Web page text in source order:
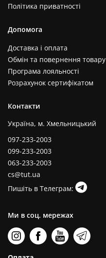
Політика приватності
Допомога
Доставка і оплата
Обмін та повернення товару
Програма лояльності
Розрахунок сертифікатом
Контакти
Україна, м. Хмельницький
097-233-2003
099-233-2003
063-233-2003
cs@tut.ua
Пишіть в Телеграм:
Ми в соц. мережах